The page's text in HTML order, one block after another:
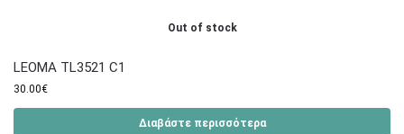
Out of stock
LEOMA TL3521 C1
30.00€
Διαβάστε περισσότερα